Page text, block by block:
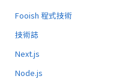
Fooish 程式技術
技術誌
Next.js
Node.js